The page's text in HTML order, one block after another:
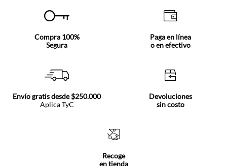
Compra 100%
Segura
Paga en línea
o en efectivo
Envío gratis desde $250.000
Aplica TyC
Devoluciones
sin costo
Recoge
en tienda